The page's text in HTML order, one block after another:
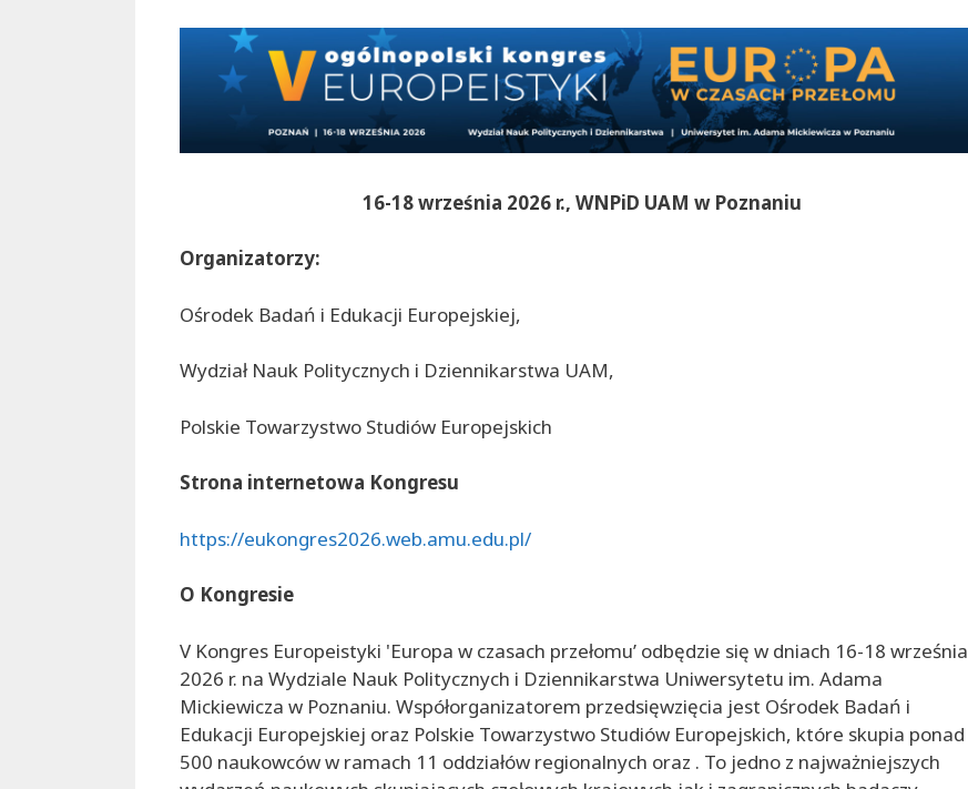
16-18 września 2026 r., WNPiD UAM w Poznaniu
Organizatorzy:
Ośrodek Badań i Edukacji Europejskiej,
Wydział Nauk Politycznych i Dziennikarstwa UAM,
Polskie Towarzystwo Studiów Europejskich
Strona internetowa Kongresu
https://eukongres2026.web.amu.edu.pl/
O Kongresie
V Kongres Europeistyki 'Europa w czasach przełomu’ odbędzie się w dniach 16-18 września
2026 r. na Wydziale Nauk Politycznych i Dziennikarstwa Uniwersytetu im. Adama
Mickiewicza w Poznaniu. Współorganizatorem przedsięwzięcia jest Ośrodek Badań i
Edukacji Europejskiej oraz Polskie Towarzystwo Studiów Europejskich, które skupia ponad
500 naukowców w ramach 11 oddziałów regionalnych oraz . To jedno z najważniejszych